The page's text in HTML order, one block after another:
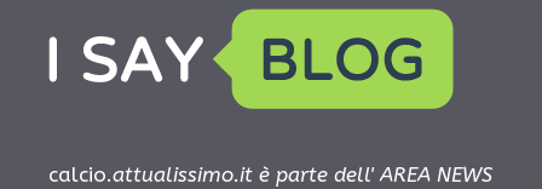
calcio.attualissimo.it è parte dell' AREA NEWS